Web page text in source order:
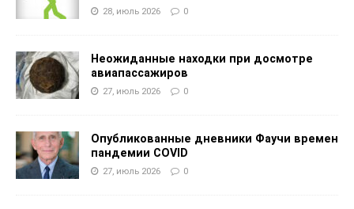
28, июль 2026 0
Неожиданные находки при досмотре
авиапассажиров
27, июль 2026 0
Опубликованные дневники Фаучи времен
пандемии COVID
27, июль 2026 0